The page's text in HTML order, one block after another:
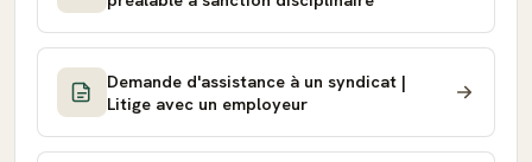
Demande d'assistance à un syndicat |
Litige avec un employeur